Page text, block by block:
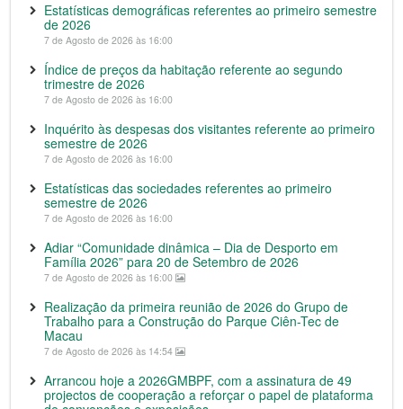
Estatísticas demográficas referentes ao primeiro semestre
de 2026
7 de Agosto de 2026 às 16:00
Índice de preços da habitação referente ao segundo
trimestre de 2026
7 de Agosto de 2026 às 16:00
Inquérito às despesas dos visitantes referente ao primeiro
semestre de 2026
7 de Agosto de 2026 às 16:00
Estatísticas das sociedades referentes ao primeiro
semestre de 2026
7 de Agosto de 2026 às 16:00
Adiar “Comunidade dinâmica – Dia de Desporto em
Família 2026” para 20 de Setembro de 2026
7 de Agosto de 2026 às 16:00
Realização da primeira reunião de 2026 do Grupo de
Trabalho para a Construção do Parque Ciên-Tec de
Macau
7 de Agosto de 2026 às 14:54
Arrancou hoje a 2026GMBPF, com a assinatura de 49
projectos de cooperação a reforçar o papel de plataforma